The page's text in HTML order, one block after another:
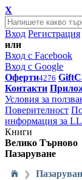
X
Вход Регистрация
или
Вход с Facebook
Вход с Google
Оферти4276
Контакти
Условия за
Поверителност
информация за
Книги
Велико Търново
Пазаруване
❯